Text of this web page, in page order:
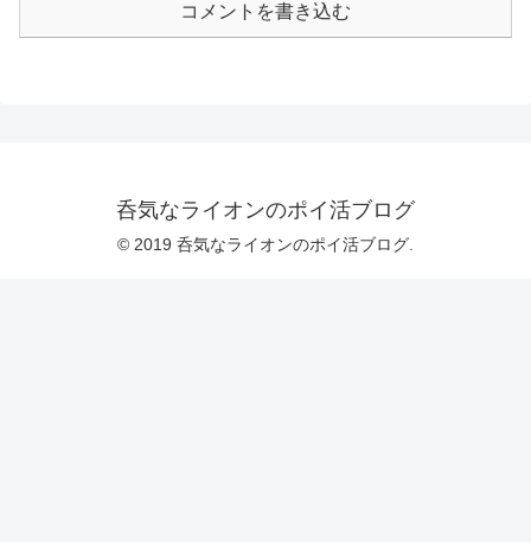
コメントを書き込む
呑気なライオンのポイ活ブログ
© 2019 呑気なライオンのポイ活ブログ.